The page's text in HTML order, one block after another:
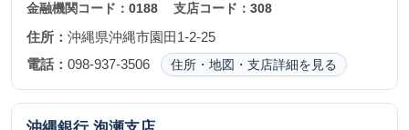
金融機関コード： 0188 支店コード：308
住所： 沖縄県沖縄市園田1-2-25
電話： 098-937-3506 住所・地図・支店詳細を見る